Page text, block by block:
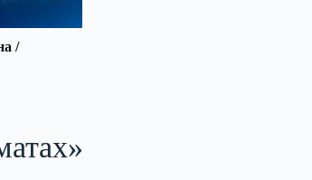
/